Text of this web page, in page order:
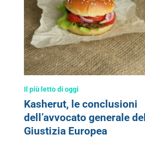
Il più letto di oggi
Kasherut, le conclusioni
dell’avvocato generale
Giustizia Europea